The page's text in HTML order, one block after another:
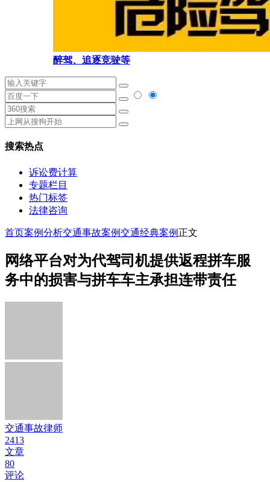
醉驾、追逐竞驶等
搜索热点
诉讼费计算
专题栏目
热门标签
法律咨询
首页案例分析交通事故案例交通经典案例 正文
网络平台对为代驾司机提供返程拼车服
务中的损害与拼车车主承担连带责任
交通事故律师
2413
文章
80
评论